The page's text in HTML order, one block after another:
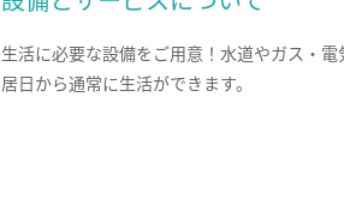
生活に必要な設備をご用意！水道やガス・
居日から通常に生活ができます。